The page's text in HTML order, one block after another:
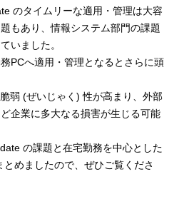
のタイムリーな適用・管理は大容
もあり、情報システム部門の課題
いました。
PCへ適用・管理となるとさらに頭
弱 (ぜいじゃく) 性が高まり、外部
企業に多大なる損害が生じる可能
の課題と在宅勤務を中心とした
めましたので、ぜひご覧くださ